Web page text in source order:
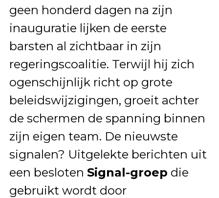
geen honderd dagen na zijn
inauguratie lijken de eerste
barsten al zichtbaar in zijn
regeringscoalitie. Terwijl hij zich
ogenschijnlijk richt op grote
beleidswijzigingen, groeit achter
de schermen de spanning binnen
zijn eigen team. De nieuwste
signalen? Uitgelekte berichten uit
een besloten Signal-groep die
gebruikt wordt door